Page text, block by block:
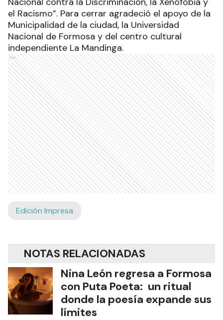
el Racismo”. Para cerrar agradeció el apoyo de la
Municipalidad de la ciudad, la Universidad
Nacional de Formosa y del centro cultural
independiente La Mandinga.
Ads
Edición Impresa
NOTAS RELACIONADAS
Nina León regresa a Formosa
con Puta Poeta: un ritual
donde la poesía expande sus
límites